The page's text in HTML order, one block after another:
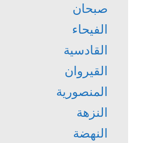
صبحان
الفيحاء
القادسية
القيروان
المنصورية
النزهة
النهضة